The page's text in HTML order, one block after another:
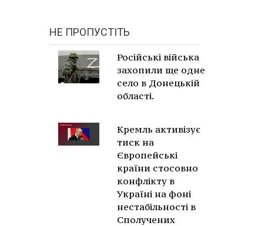
НЕ ПРОПУСТІТЬ
Російські війська
захопили ще одне
село в Донецькій
області.
Кремль активізує
тиск на
Європейські
країни стосовно
конфлікту в
Україні на фоні
нестабільності в
Сполучених